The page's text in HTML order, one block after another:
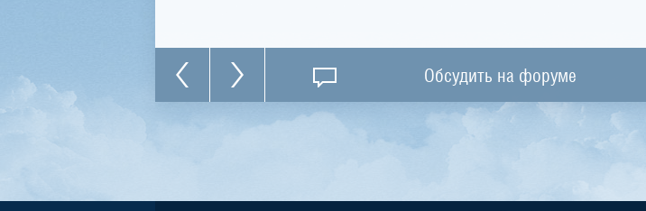
Обсудить на форуме